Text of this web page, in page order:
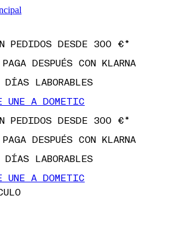
PEDIDOS DESDE 300 €*
DESPUÉS CON KLARNA
LABORABLES
UNE A DOMETIC
PEDIDOS DESDE 300 €*
DESPUÉS CON KLARNA
LABORABLES
UNE A DOMETIC